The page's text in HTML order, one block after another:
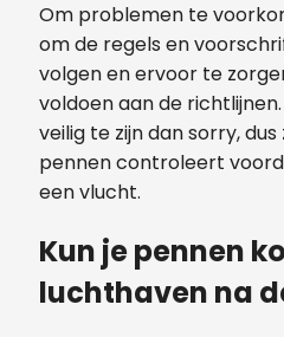
Om problemen te
om de regels en
volgen en ervoor te
voldoen aan de
veilig te zijn dan sorry,
pennen controleert
een vlucht.
Kun je pennen
luchthaven na